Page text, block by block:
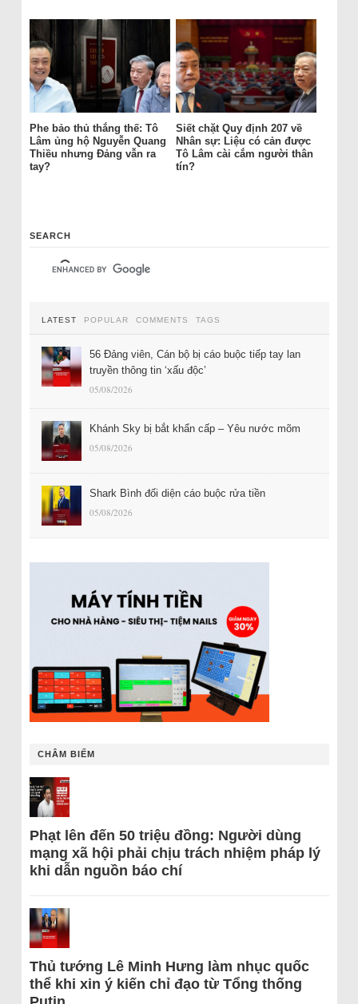
Phe bảo thủ thắng thế: Tô
Lâm ủng hộ Nguyễn Quang
Thiều nhưng Đảng vẫn ra
tay?
Siết chặt Quy định 207 về
Nhân sự: Liệu có cản được
Tô Lâm cài cắm người thân
tín?
SEARCH
LATEST POPULAR COMMENTS TAGS
56 Đảng viên, Cán bộ bị cáo buộc tiếp tay lan
truyền thông tin ‘xấu độc’
05/08/2026
Khánh Sky bị bắt khẩn cấp – Yêu nước mõm
05/08/2026
Shark Bình đối diện cáo buộc rửa tiền
05/08/2026
CHÂM BIẾM
Phạt lên đến 50 triệu đồng: Người dùng
mạng xã hội phải chịu trách nhiệm pháp lý
khi dẫn nguồn báo chí
Thủ tướng Lê Minh Hưng làm nhục quốc
thể khi xin ý kiến chỉ đạo từ Tổng thống